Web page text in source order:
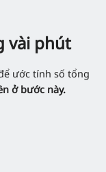
vài phút
ước tính số tổng
ở bước này.